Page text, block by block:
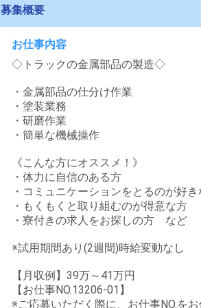
募集概要
お仕事内容
◇トラックの金属部品の製造◇
・金属部品の仕分け作業
・塗装業務
・研磨作業
・簡単な機械操作
《こんな方にオススメ！》
・体力に自信のある方
・コミュニケーションをとるのが好
・もくもくと取り組むのが得意な方
・寮付きの求人をお探しの方　など
※試用期間あり(2週間)時給変動なし
【月収例】39万～41万円
【お仕事NO.13206-01】
※ご応募いただく際に、お仕事NO.をお